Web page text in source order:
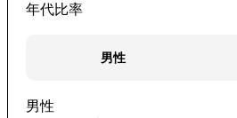
年代比率
男性
男性